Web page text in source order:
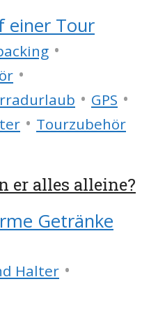
•
•
• GPS •
• Tourzubehör
er alles alleine?
Halter •